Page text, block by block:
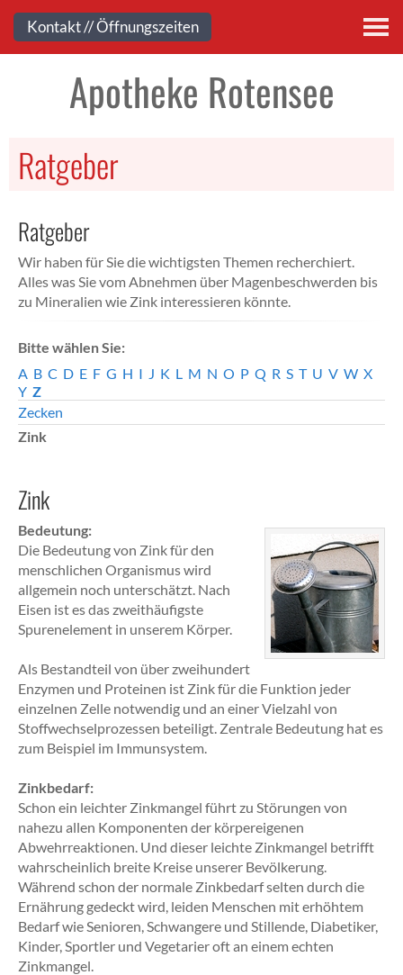
Kontakt
Apotheke Rotensee
Ratgeber
Ratgeber
Wir haben für Sie die wichtigsten Themen recherchiert.
Alles was Sie vom Abnehmen über Magenbeschwerden bis
zu Mineralien wie Zink interessieren könnte.
Bitte wählen Sie:
A B C D E F G H I J K L M N O P Q R S T U V W X
Y Z
Zecken
Zink
Zink
Bedeutung:
Die Bedeutung von Zink für den
menschlichen Organismus wird
allgemein noch unterschätzt. Nach
Eisen ist es das zweithäufigste
Spurenelement in unserem Körper.
Als Bestandteil von über zweihundert
Enzymen und Proteinen ist Zink für die Funktion jeder
einzelnen Zelle notwendig und an einer Vielzahl von
Stoffwechselprozessen beteiligt. Zentrale Bedeutung hat es
zum Beispiel im Immunsystem.
Zinkbedarf:
Schon ein leichter Zinkmangel führt zu Störungen von
nahezu allen Komponenten der körpereigenen
Abwehrreaktionen. Und dieser leichte Zinkmangel betrifft
wahrscheinlich breite Kreise unserer Bevölkerung.
Während schon der normale Zinkbedarf selten durch die
Ernährung gedeckt wird, leiden Menschen mit erhöhtem
Bedarf wie Senioren, Schwangere und Stillende, Diabetiker,
Kinder, Sportler und Vegetarier oft an einem echten
Zinkmangel.
Kontakt // Öffnungszeiten